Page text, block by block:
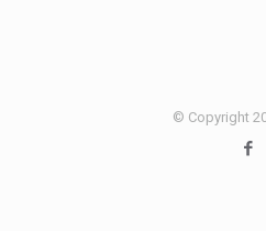
© Copyright